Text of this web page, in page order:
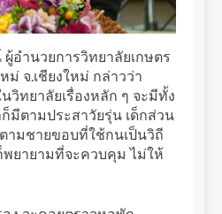
อำนวยการวิทยาลัยเกษตร
ม่ จ.เชียงใหม่ กล่าวว่า
ทยาลัยเรื่องหลัก ๆ จะมีทั้ง
มีตามประสาวัยรุ่น เด็กส่วน
ามชายขอบที่ใช้กนเป็นวิถี
ยายามที่จะควบคุม ไม่ให้